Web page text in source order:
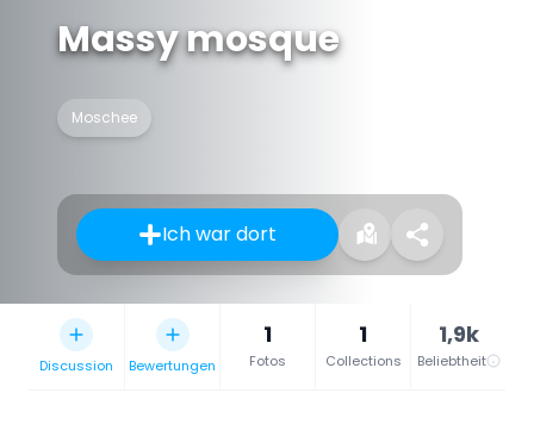
Massy mosque
Moschee
Ich war dort
Discussion Bewertungen
1
Fotos
1
Collections
1,9k
Beliebtheit